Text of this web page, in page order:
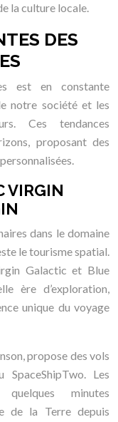
la culture locale.
DES
est en constante
notre société et les
Ces tendances
proposant des
VIRGIN
dans le domaine
le tourisme spatial.
Galactic et Blue
ère d’exploration,
unique du voyage
propose des vols
Les
quelques minutes
de la Terre depuis